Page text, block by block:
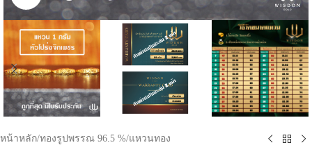
หน้าหลัก/ทองรูปพรรณ 96.5 %/แหวนทอง